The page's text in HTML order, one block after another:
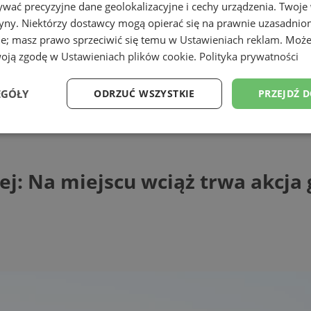
wciąż trwa akcja gaśnicza
Na miejscu wciąż trwa akcja
precyzyjne dane geolokalizacyjne i cechy urządzenia.
Niektórzy dostawcy mogą opierać się na prawnie
masz prawo sprzeciwić się temu w Ustawieniach reklam.
zgodę w Ustawieniach plików cookie. Polityka prywatności
PRZEJDŹ
ODRZUĆ WSZYSTKIE
Wydajność Targetowanie Funkcjonalność